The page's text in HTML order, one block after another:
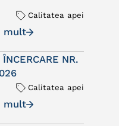
Calitatea apei
mult
ÎNCERCARE NR.
Calitatea apei
mult